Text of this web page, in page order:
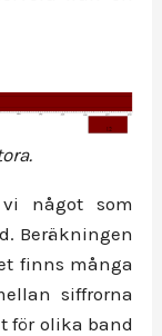
något som
Beräkningen
finns många
siffrorna
för olika band